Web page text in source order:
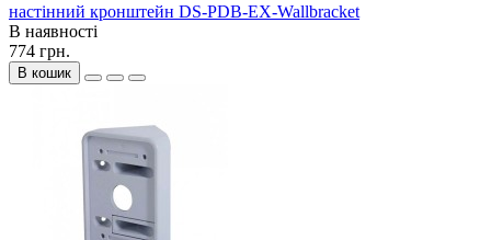
настінний кронштейн DS-PDB-EX-Wallbracket
В наявності
774 грн.
В кошик